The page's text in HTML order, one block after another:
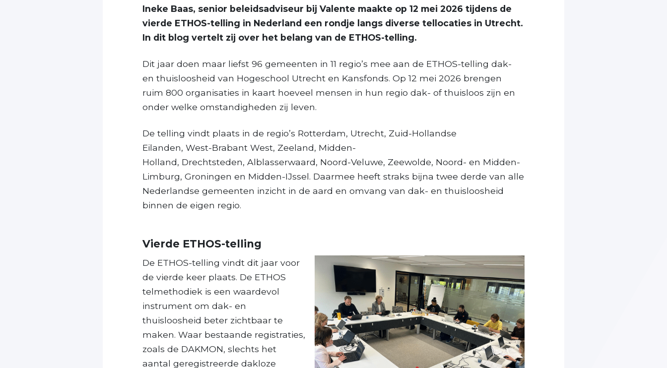
Ineke Baas, senior beleidsadviseur bij Valente maakte op 12 mei 2026 tijdens de
vierde ETHOS-telling in Nederland een rondje langs diverse tellocaties in Utrecht.
In dit blog vertelt zij over het belang van de ETHOS-telling.
Dit jaar doen maar liefst 96 gemeenten in 11 regio’s mee aan de ETHOS-telling dak-
en thuisloosheid van Hogeschool Utrecht en Kansfonds. Op 12 mei 2026 brengen
ruim 800 organisaties in kaart hoeveel mensen in hun regio dak- of thuisloos zijn en
onder welke omstandigheden zij leven.
De telling vindt plaats in de regio’s Rotterdam, Utrecht, Zuid-Hollandse
Eilanden, West-Brabant West, Zeeland, Midden-
Holland, Drechtsteden, Alblasserwaard, Noord-Veluwe, Zeewolde, Noord- en Midden-
Limburg, Groningen en Midden-IJssel. Daarmee heeft straks bijna twee derde van alle
Nederlandse gemeenten inzicht in de aard en omvang van dak- en thuisloosheid
binnen de eigen regio.
Vierde ETHOS-telling
De ETHOS-telling vindt dit jaar voor
de vierde keer plaats. De ETHOS
telmethodiek is een waardevol
instrument om dak- en
thuisloosheid beter zichtbaar te
maken. Waar bestaande registraties,
zoals de DAKMON, slechts het
aantal geregistreerde dakloze